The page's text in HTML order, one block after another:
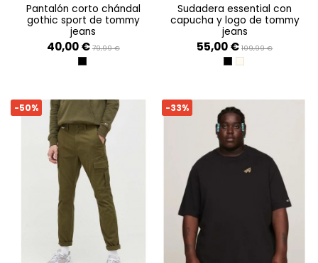
pantalón corto chándal
gothic sport de tommy
jeans
40,00 € 79,99 €
BLACK
sudadera essential con
capucha y logo de tommy
jeans
55,00 € 109,99 €
BLACKNEWSPRINT
-50% -33%